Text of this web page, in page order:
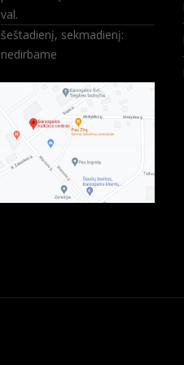
val.
šeštadienį, sekmadienį:
nedirbame